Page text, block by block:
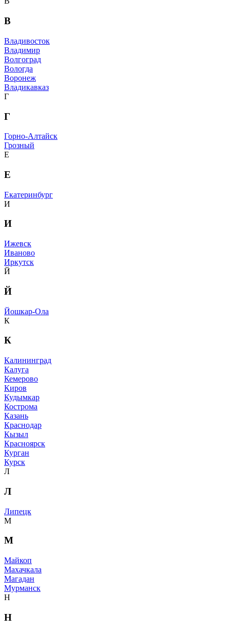
В
Владивосток
Владимир
Волгоград
Вологда
Воронеж
Владикавказ
Г
Г
Горно-Алтайск
Грозный
Е
Е
Екатеринбург
И
И
Ижевск
Иваново
Иркутск
Й
Й
Йошкар-Ола
К
К
Калининград
Калуга
Кемерово
Киров
Кудымкар
Кострома
Казань
Краснодар
Кызыл
Красноярск
Курган
Курск
Л
Л
Липецк
М
М
Майкоп
Махачкала
Магадан
Мурманск
Н
Н